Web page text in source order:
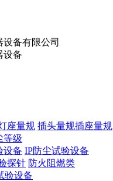
设备有限公司
设备
座量规 插头量规插座量规
等级
设备 IP防尘试验设备
探针 防火阻燃类
验设备